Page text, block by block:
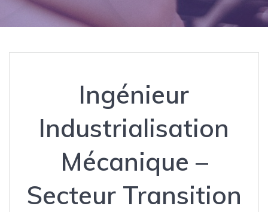
Ingénieur
Industrialisation
Mécanique –
Secteur Transition